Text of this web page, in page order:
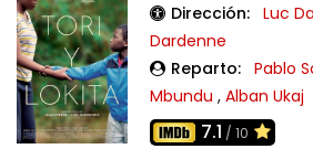
Dirección: Luc
Dardenne
Reparto: Pablo
Mbundu , Alban Ukaj
7.1 / 10